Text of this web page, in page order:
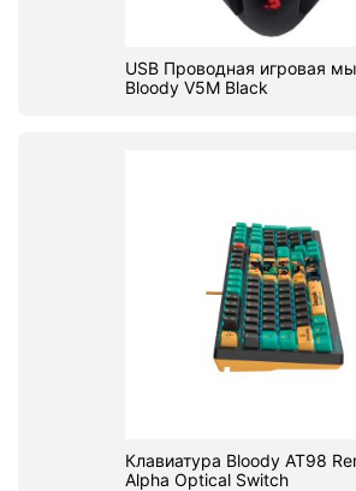
USB Проводная игровая
Bloody V5M Black
Клавиатура Bloody AT98
Alpha Optical Switch